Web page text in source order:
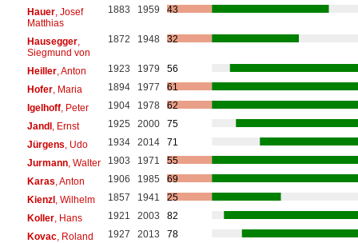
Hauer, Josef
Matthias
1883 1959 43
Hausegger,
Siegmund von
1872 1948 32
Heiller, Anton 1923 1979
56
Hofer, Maria 1894 1977
61
Igelhoff, Peter 1904 1978
62
Jandl, Ernst 1925 2000
75
Jürgens , Udo 1934 2014
71
Jurmann, Walter 1903 1971
55
Karas , Anton 1906 1985
69
Kienzl, Wilhelm 1857 1941
25
Koller, Hans 1921 2003
82
Kovac, Roland 1927 2013
78